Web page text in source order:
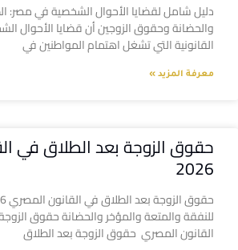
دليل شامل لقضايا الأحوال الشخصية في مصر:
والحضانة وحقوق الزوجين أن قضايا الأحوال
القانونية التي تشغل اهتمام المواطنين في
معرفة المزيد »
حقوق الزوجة بعد الطلاق في
2026
للنفقة والمتعة والمؤخر والحضانة حقوق
القانون المصري حقوق الزوجة بعد الطلاق